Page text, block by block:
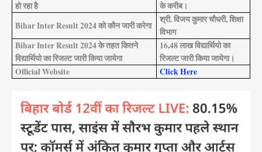
हो रहा है
के करीब।
Bihar Inter Result 2024 को कौन जारी करेगा
श्री. विजय कुमार चौधरी, शिक्षा
विभाग
Bihar Inter Result 2024 के तहत कितने
विद्यार्थियो का रिजल्ट जारी किया जायेगा
16.48 लाख विद्यार्थियो का
रिजल्ट जारी किया जायेगा।
Official Website
Click Here